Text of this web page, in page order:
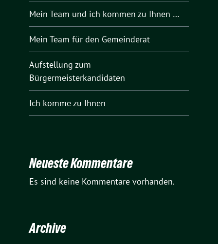
Mein Team und ich kommen zu Ihnen …
Mein Team für den Gemeinderat
Aufstellung zum
Bürgermeisterkandidaten
Ich komme zu Ihnen
Neueste Kommentare
Es sind keine Kommentare vorhanden.
Archive